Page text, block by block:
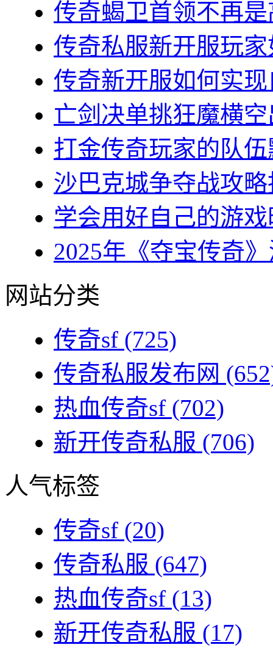
传奇蝎卫首领不再
传奇私服新开服玩
传奇新开服如何实
亡剑决单挑狂魔横
打金传奇玩家的队
沙巴克城争夺战攻
学会用好自己的游
2025年《夺宝传奇
网站分类
传奇sf (725)
传奇私服发布网
热血传奇sf (702)
新开传奇私服 (706)
人气标签
传奇sf (20)
传奇私服 (647)
热血传奇sf (13)
新开传奇私服 (17)